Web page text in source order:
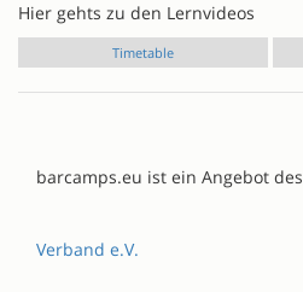
Hier gehts zu den Lernvideos
Timetable
barcamps.eu ist ein Angebot des
Verband e.V.